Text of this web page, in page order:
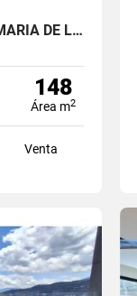
VENTA APARTAMENTO SANTA MARÍA DE LOS ÁNGELES
148
Área m2
Venta